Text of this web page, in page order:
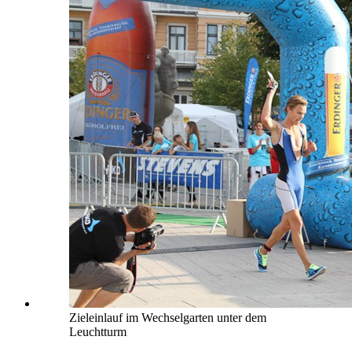
Zieleinlauf im Wechselgarten unter dem
Leuchtturm